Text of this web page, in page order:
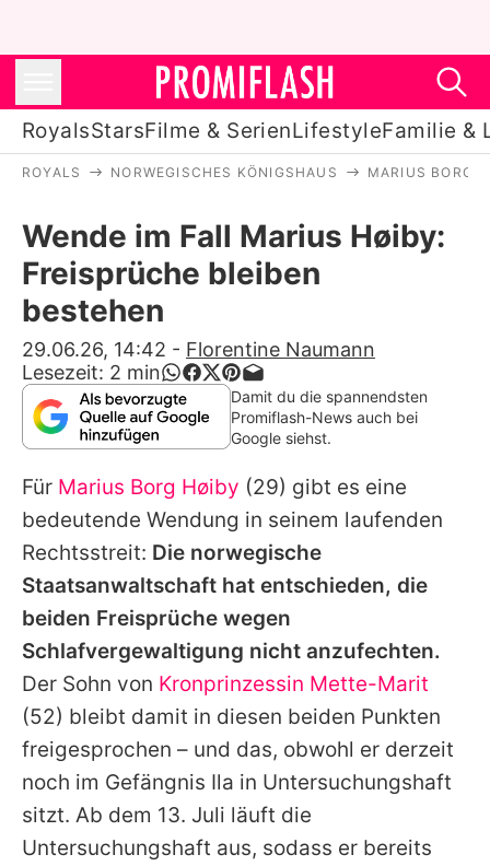
RoyalsStarsFilme & SerienLifestyleFamilie &
Stars
Filme & Serien
Lifestyle
Familie & Liebe
Promiflash Exklusiv
Alle Themen auf Promiflash
Jobs
App runterladen
Team
Redaktionelle Richtlinien
Impressum
Datenschutzerklärung
ROYALS NORWEGISCHES KÖNIGSHAUS MARIUS BORG
Wende im Fall Marius Høiby:
Freisprüche bleiben
bestehen
29.06.26, 14:42 - Florentine Naumann
Lesezeit: 2 min
Damit du die spannendsten
Promiflash-News auch bei
Google siehst.
Für Marius Borg Høiby (29) gibt es eine
bedeutende Wendung in seinem laufenden
Rechtsstreit: Die norwegische
Staatsanwaltschaft hat entschieden, die
beiden Freisprüche wegen
Schlafvergewaltigung nicht anzufechten.
Der Sohn von Kronprinzessin Mette-Marit
(52) bleibt damit in diesen beiden Punkten
freigesprochen – und das, obwohl er derzeit
noch im Gefängnis Ila in Untersuchungshaft
sitzt. Ab dem 13. Juli läuft die
Untersuchungshaft aus, sodass er bereits